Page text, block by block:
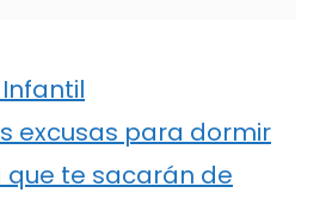
excusas para dormir
te sacarán de